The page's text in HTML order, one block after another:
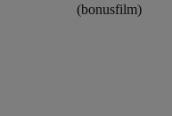
(bonusfilm)